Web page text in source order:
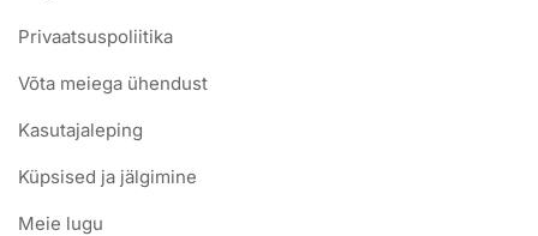
Privaatsuspoliitika
Võta meiega ühendust
Kasutajaleping
Küpsised ja jälgimine
Meie lugu